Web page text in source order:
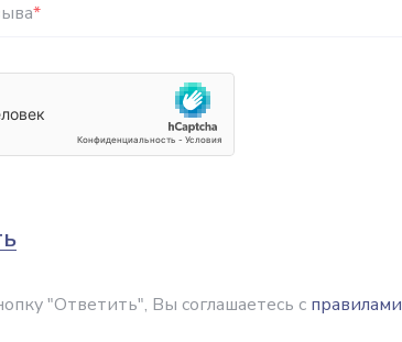
*
"Ответить", Вы соглашаетесь с правилами